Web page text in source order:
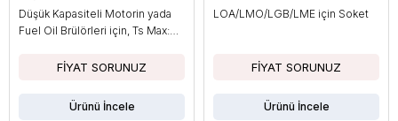
Düşük Kapasiteli Motorin yada
Fuel Oil Brülörleri için, Ts Max:
Ürünü İncele
LOA/LMO/LGB/LME için Soket
Ürünü İncele